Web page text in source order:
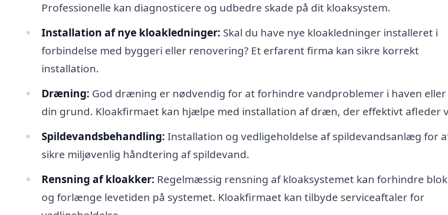
Professionelle kan diagnosticere og udbedre skade på dit kloaksystem.
Installation af nye kloakledninger: Skal du have nye kloakledninger installeret i
forbindelse med byggeri eller renovering? Et erfarent firma kan sikre korrekt
installation.
Dræning: God dræning er nødvendig for at forhindre vandproblemer i haven eller
din grund. Kloakfirmaet kan hjælpe med installation af dræn, der effektivt afleder
Spildevandsbehandling: Installation og vedligeholdelse af spildevandsanlæg for
sikre miljøvenlig håndtering af spildevand.
Rensning af kloakker: Regelmæssig rensning af kloaksystemet kan forhindre
og forlænge levetiden på systemet. Kloakfirmaet kan tilbyde serviceaftaler for